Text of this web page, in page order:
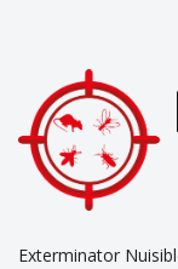
Exterminator